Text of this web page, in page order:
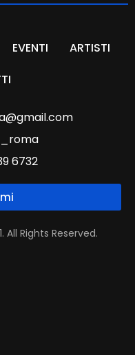
EVENTI
ARTISTI
6732
Rights Reserved.